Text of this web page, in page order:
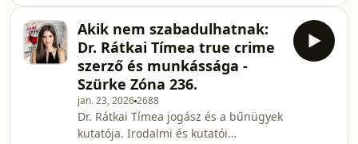
Telegramon! Elérhetőségeink:
Instagram: ⁠⁠⁠⁠https://www.⁠⁠⁠⁠⁠⁠⁠⁠instagram⁠⁠⁠⁠⁠⁠⁠⁠.
és hogy milyen veszélyeket rejthet az
AI-tól való függés. True Crime
Találkozó (2026.03.28.):
https://www.tixa.hu/magyar-true-
crime-talalkozo-20260328 Csatlakozz a
⁠⁠⁠Szürke Zóna Kibeszélőhöz⁠⁠⁠
Telegramon! Elérhetőségeink:
Akik nem szabadulhatnak:
Dr. Rátkai Tímea true crime
szerző és munkássága -
Szürke Zóna 236.
jan. 23, 20262688
Dr. Rátkai Tímea jogász és a bűnügyek
kutatója. Irodalmi és kutatói